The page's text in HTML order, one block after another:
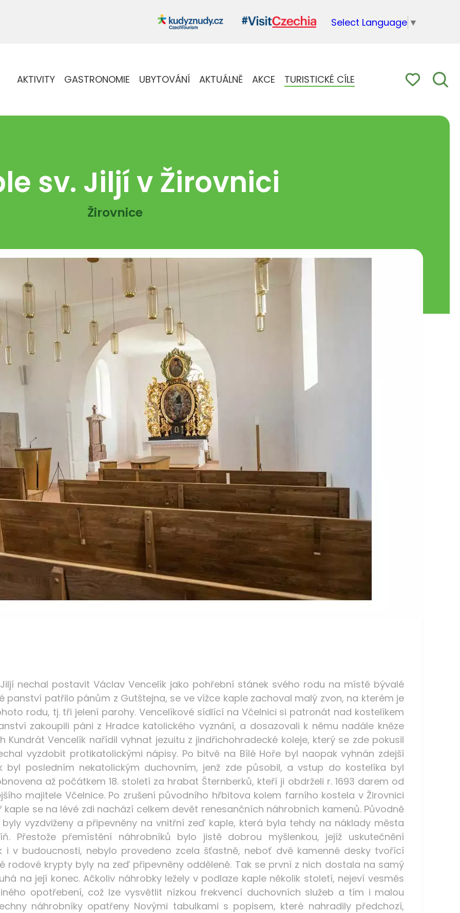
Select Language ▼
AKTIVITY GASTRONOMIE UBYTOVÁNÍ AKTUÁLNĚ AKCE TURISTICKÉ CÍLE
sv. Jiljí v Žirovnici
Žirovnice
nechal postavit Václav Vencelík jako pohřební stánek svého rodu na místě bývalé
panství patřilo pánům z Gutštejna, se ve vížce kaple zachoval malý zvon, na kterém je
rodu, tj. tři jelení parohy. Vencelíkové sídlící na Včelnici si patronát nad kostelíkem
zakoupili páni z Hradce katolického vyznání, a dosazovali k němu nadále kněze
Kundrát Vencelík nařídil vyhnat jezuitu z jindřichohradecké koleje, který se zde pokusil
vyzdobit protikatolickými nápisy. Po bitvě na Bílé Hoře byl naopak vyhnán zdejší
byl posledním nekatolickým duchovním, jenž zde působil, a vstup do kostelíka byl
až počátkem 18. století za hrabat Šternberků, kteří ji obdrželi r. 1693 darem od
majitele Včelnice. Po zrušení původního hřbitova kolem farního kostela v Žirovnici
kaple se na lévé zdi nachází celkem devět renesančních náhrobních kamenů. Původně
vyzdviženy a připevněny na vnitřní zeď kaple, která byla tehdy na náklady města
Přestože přemístění náhrobníků bylo jistě dobrou myšlenkou, jejíž uskutečnění
v budoucnosti, nebylo provedeno zcela šťastně, neboť dvě kamenné desky tvořící
rodové krypty byly na zeď připevněny odděleně. Tak se první z nich dostala na samý
na její konec. Ačkoliv náhrobky ležely v podlaze kaple několik století, nejeví vesměs
opotřebení, což lze vysvětlit nízkou frekvencí duchovních služeb a tím i malou
náhrobníky opatřeny Novými tabulkami s popisem, které nahradily předchozí,